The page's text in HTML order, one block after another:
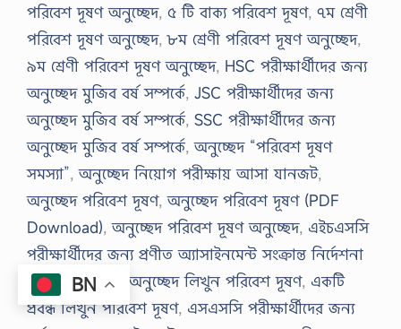
পরিবেশ দূষণ অনুচ্ছেদ, ৫ টি বাক্য পরিবেশ দূষণ, ৭ম শ্রেণী
পরিবেশ দূষণ অনুচ্ছেদ,৮ম শ্রেণী পরিবেশ দূষণ অনুচ্ছেদ,
৯ম শ্রেণী পরিবেশ দূষণ অনুচ্ছেদ, HSC পরীক্ষার্থীদের জন্য
অনুচ্ছেদ মুজিব বর্ষ সম্পর্কে, JSC পরীক্ষার্থীদের জন্য
অনুচ্ছেদ মুজিব বর্ষ সম্পর্কে, SSC পরীক্ষার্থীদের জন্য
অনুচ্ছেদ মুজিব বর্ষ সম্পর্কে,অনুচ্ছেদ “পরিবেশ দূষণ
সমস্যা”,অনুচ্ছেদ নিয়োগ পরীক্ষায় আসা যানজট,
অনুচ্ছেদ পরিবেশ দূষণ,অনুচ্ছেদ পরিবেশ দূষণ (PDF
Download),অনুচ্ছেদ পরিবেশ দূষণ অনুচ্ছেদ, এইচএসসি
পরীক্ষার্থীদের জন্য প্রণীত অ্যাসাইনমেন্ট সংক্রান্ত নির্দেশনা
বাস্তবায়ন,একটি অনুচ্ছেদ লিখুন পরিবেশ দূষণ, একটি
প্রবন্ধ লিখুন পরিবেশ দূষণ, এসএসসি পরীক্ষার্থীদের জন্য
BN